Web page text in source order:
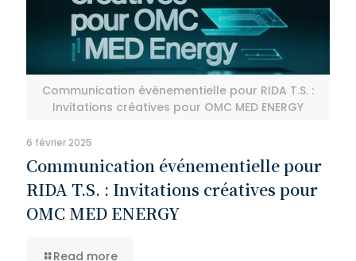
Communication événementielle pour RIDA T.S. :
Invitations créatives pour OMC MED ENERGY
6 février 2025
Communication événementielle pour
RIDA T.S. : Invitations créatives pour
OMC MED ENERGY
Read more